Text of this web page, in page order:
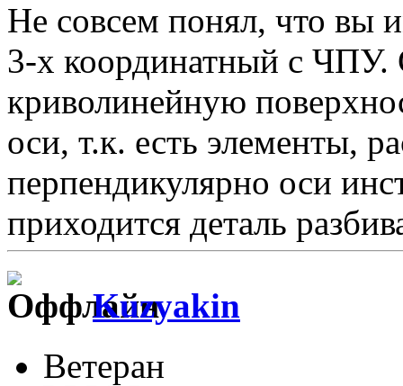
Не совсем понял, что вы
3-х координатный с
криволинейную
оси, т.к. есть элементы,
перпендикулярно оси
приходится деталь
Kuzyakin
Ветеран